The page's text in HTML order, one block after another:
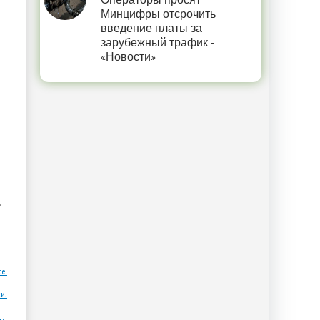
Минцифры отсрочить
введение платы за
зарубежный трафик -
«Новости»